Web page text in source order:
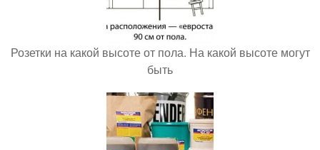
Розетки на какой высоте от пола. На какой высоте могут
быть